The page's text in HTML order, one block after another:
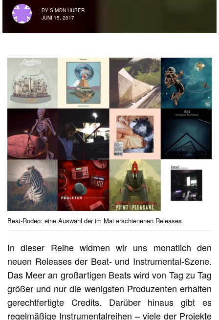
BY SIMON HUBER
JUNI 15, 2017
Beat-Rodeo: eine Auswahl der im Mai erschienenen Releases
In dieser Reihe widmen wir uns monatlich den
neuen Releases der Beat- und Instrumental-Szene.
Das Meer an großartigen Beats wird von Tag zu Tag
größer und nur die wenigsten Produzenten erhalten
gerechtfertigte Credits. Darüber hinaus gibt es
regelmäßige Instrumentalreihen – viele der Projekte